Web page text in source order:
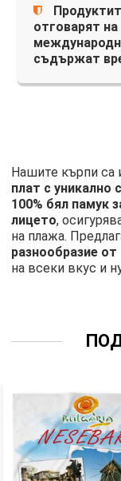
отговарят
съдържат
Нашите кърпи са
плат с уникално
100% бял памук
лицето,
на плажа.
разнообразие
на всеки вкус и